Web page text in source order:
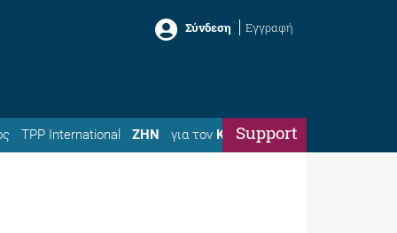
Σύνδεση Εγγραφή
TPP International ΖΗΝ για τον ΚώσταSupport